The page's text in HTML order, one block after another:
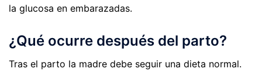
la glucosa en embarazadas.
¿Qué ocurre después del parto?
Tras el parto la madre debe seguir una dieta normal.